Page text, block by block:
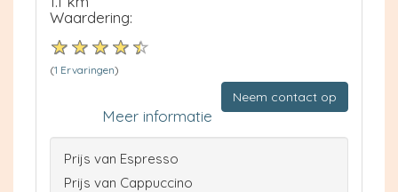
Waardering:
(1 Ervaringen)
Neem contact op
Meer informatie
Prijs van Espresso
Prijs van Cappuccino